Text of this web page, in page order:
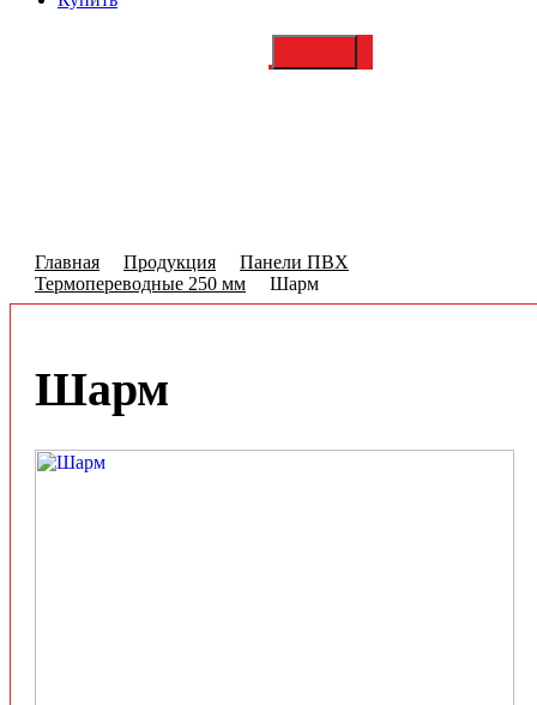
Главная Продукция
Панели ПВХ
Термопереводные 250 мм
Шарм
Шарм